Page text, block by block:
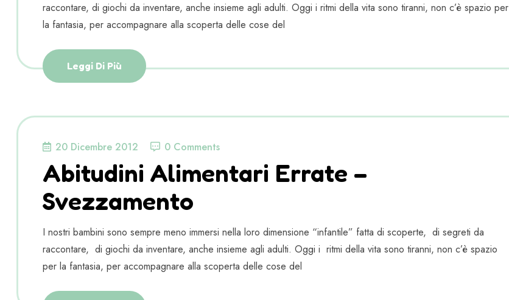
raccontare, di giochi da inventare, anche insieme agli adulti. Oggi i ritmi della vita sono tiranni, non c’è spazio per
la fantasia, per accompagnare alla scoperta delle cose del
Leggi Di Più
20 Dicembre 2012 0 Comments
Abitudini Alimentari Errate –
Svezzamento
I nostri bambini sono sempre meno immersi nella loro dimensione “infantile” fatta di scoperte, di segreti da
raccontare, di giochi da inventare, anche insieme agli adulti. Oggi i ritmi della vita sono tiranni, non c’è spazio
per la fantasia, per accompagnare alla scoperta delle cose del